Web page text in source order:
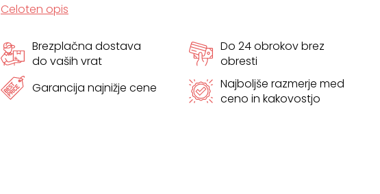
Celoten opis
Brezplačna dostava
do vaših vrat
Do 24 obrokov brez
obresti
Garancija najnižje cene
Najboljše razmerje med
ceno in kakovostjo